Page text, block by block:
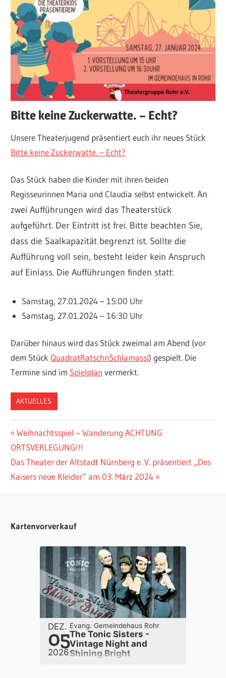
Bitte keine Zuckerwatte. – Echt?
Unsere Theaterjugend präsentiert euch ihr neues Stück
Bitte keine Zuckerwatte. – Echt?
Das Stück haben die Kinder mit ihren beiden
Regisseurinnen Maria und Claudia selbst entwickelt.An
zwei Aufführungen wird das Theaterstück
aufgeführt. Der Eintritt ist frei. Bitte beachten Sie,
dass die Saalkapazität begrenzt ist. Sollte die
Aufführung voll sein, besteht leider kein Anspruch
auf Einlass. Die Aufführungen finden statt:
Samstag, 27.01.2024 – 15:00 Uhr
Samstag, 27.01.2024 – 16:30 Uhr
Darüber hinaus wird das Stück zweimal am Abend (vor
dem StückQuadratRatschnSchlamassl) gespielt. Die
Termine sind im Spielplan vermerkt.
AKTUELLES
Beitragsnavigation
Vorheriger
Beitrag:
Weihnachtsspiel – Wanderung ACHTUNG
ORTSVERLEGUNG!!!
Nächster
Beitrag:
Das Theater der Altstadt Nürnberg e. V. präsentiert „Des
Kaisers neue Kleider“ am 03. März 2024
Kartenvorverkauf
DEZ.
05
2026
Evang. Gemeindehaus Rohr
The Tonic Sisters -
Vintage Night and
Shining Bright